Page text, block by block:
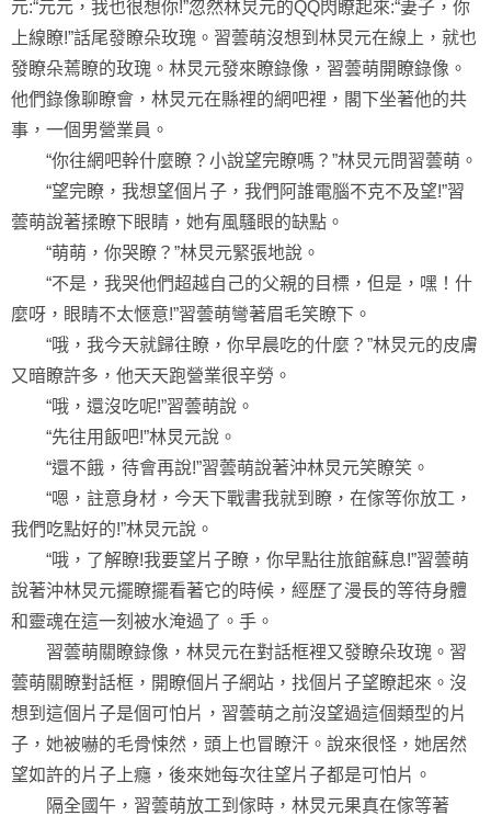
元:“元元，我也很想你!”忽然林炅元的QQ閃瞭起來:“妻子，你
上線瞭!”話尾發瞭朵玫瑰。習蕓萌沒想到林炅元在線上，就也
發瞭朵蔫瞭的玫瑰。林炅元發來瞭錄像，習蕓萌開瞭錄像。
他們錄像聊瞭會，林炅元在縣裡的網吧裡，閣下坐著他的共
事，一個男營業員。
“你往網吧幹什麼瞭？小說望完瞭嗎？”林炅元問習蕓萌。
“望完瞭，我想望個片子，我們阿誰電腦不克不及望!”習
蕓萌說著揉瞭下眼睛，她有風騷眼的缺點。
“萌萌，你哭瞭？”林炅元緊張地說。
“不是，我哭他們超越自己的父親的目標，但是，嘿！什
麼呀，眼睛不太愜意!”習蕓萌彎著眉毛笑瞭下。
“哦，我今天就歸往瞭，你早晨吃的什麼？”林炅元的皮膚
又暗瞭許多，他天天跑營業很辛勞。
“哦，還沒吃呢!”習蕓萌說。
“先往用飯吧!”林炅元說。
“還不餓，待會再說!”習蕓萌說著沖林炅元笑瞭笑。
“嗯，註意身材，今天下戰書我就到瞭，在傢等你放工，
我們吃點好的!”林炅元說。
“哦，了解瞭!我要望片子瞭，你早點往旅館蘇息!”習蕓萌
說著沖林炅元擺瞭擺看著它的時候，經歷了漫長的等待身體
和靈魂在這一刻被水淹過了。手。
習蕓萌關瞭錄像，林炅元在對話框裡又發瞭朵玫瑰。習
蕓萌關瞭對話框，開瞭個片子網站，找個片子望瞭起來。沒
想到這個片子是個可怕片，習蕓萌之前沒望過這個類型的片
子，她被嚇的毛骨悚然，頭上也冒瞭汗。說來很怪，她居然
望如許的片子上癮，後來她每次往望片子都是可怕片。
隔全國午，習蕓萌放工到傢時，林炅元果真在傢等著